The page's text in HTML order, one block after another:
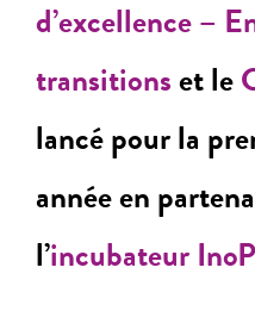
d’excellence –
transitionset le
lancé pour la
année en
l’incubateur